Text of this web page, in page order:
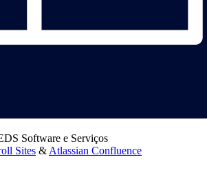
Software e Serviços
Sites & Atlassian Confluence